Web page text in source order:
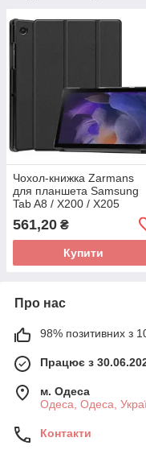
Чохол-книжка Zarmans
для планшета Samsung
Tab A8 / X200 / X205
561,20 ₴
Купити
Про нас
98% позитивних з
Працює з
м. Одеса
Одеса, Одеса,
Контакти